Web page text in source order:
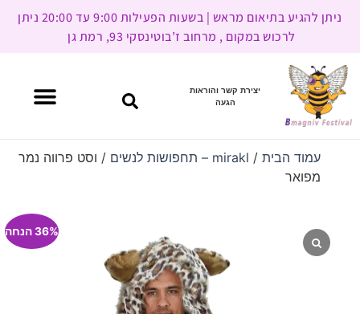
ניתן להגיע בתיאום מראש | בשעות הפעילות 9:00 עד 20:00 ניתן
לרכוש במקום , מרחוב ז’בוטינסקי 93, רמת גן
יצירת קשר והוראות
הגעה
עמוד הבית/ mirakl – תחפושות לנשים
/ וסט פרווה נמר
מפואר
36% הנחה